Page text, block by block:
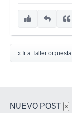
« Ir a Taller orquestal
NUEVO POST ×